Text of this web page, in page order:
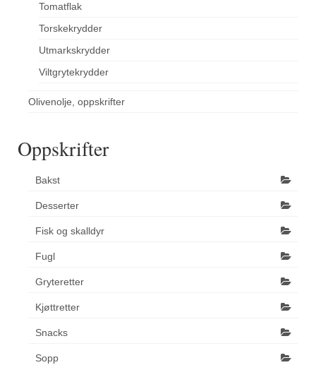
Tomatflak
Torskekrydder
Utmarkskrydder
Viltgrytekrydder
Olivenolje, oppskrifter
Oppskrifter
Bakst
Desserter
Fisk og skalldyr
Fugl
Gryteretter
Kjøttretter
Snacks
Sopp